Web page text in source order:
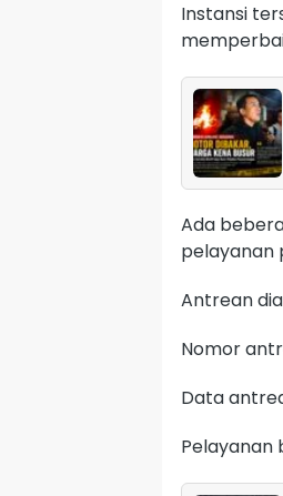
Instansi
Ada
pelayanan
Antrean
Nomor
Data
Pelayanan